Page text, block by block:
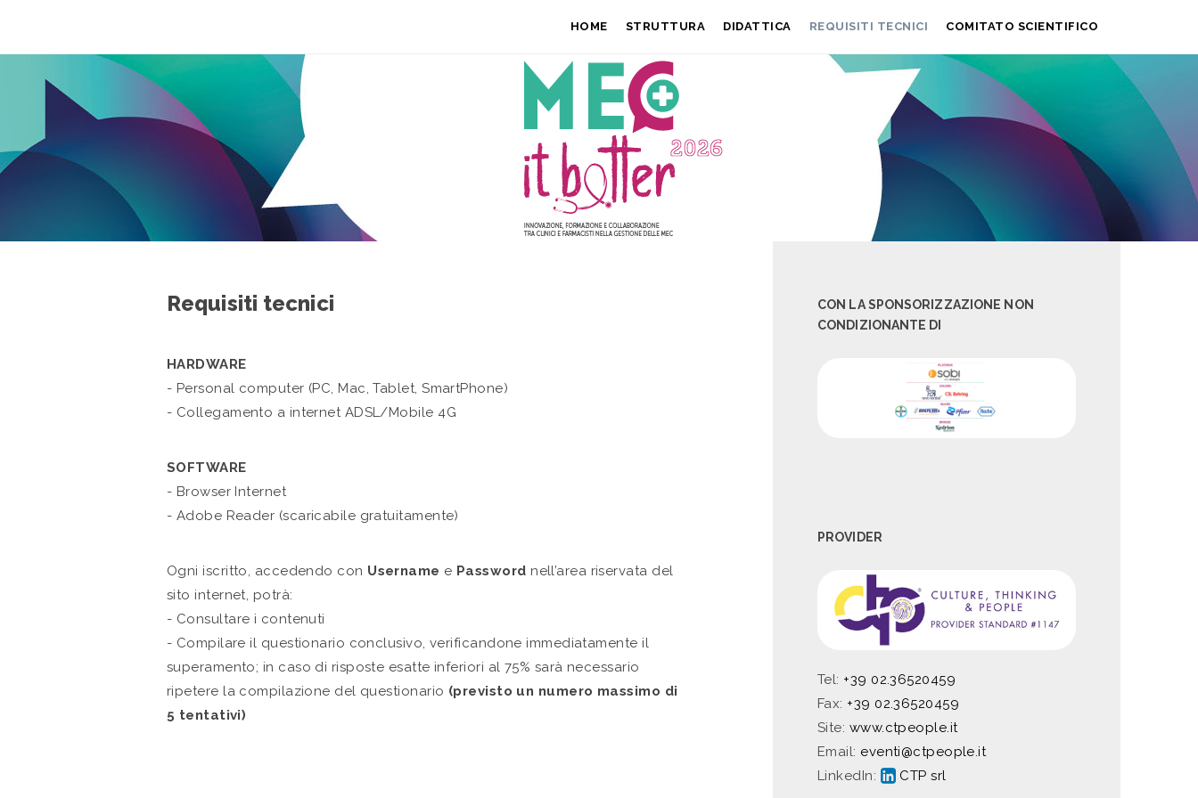
HOME STRUTTURA DIDATTICA REQUISITI TECNICI COMITATO SCIENTIFICO
Requisiti tecnici
HARDWARE
- Personal computer (PC, Mac, Tablet, SmartPhone)
- Collegamento a internet ADSL/Mobile 4G
SOFTWARE
- Browser Internet
- Adobe Reader (scaricabile gratuitamente)
Ogni iscritto, accedendo con Username e Password nell’area riservata del
sito internet, potrà:
- Consultare i contenuti
- Compilare il questionario conclusivo, verificandone immediatamente il
superamento; in caso di risposte esatte inferiori al 75% sarà necessario
ripetere la compilazione del questionario (previsto un numero massimo di
5 tentativi)
CON LA SPONSORIZZAZIONE NON
CONDIZIONANTE DI
PROVIDER
Tel: +39 02.36520459
Fax: +39 02.36520459
Site: www.ctpeople.it
Email: eventi@ctpeople.it
LinkedIn:
CTP srl